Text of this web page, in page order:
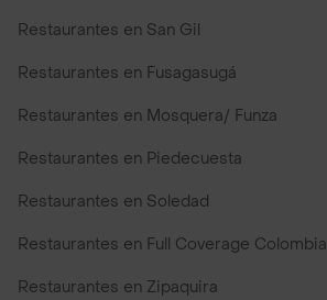
Restaurantes en San Gil
Restaurantes en Fusagasugá
Restaurantes en Mosquera/ Funza
Restaurantes en Piedecuesta
Restaurantes en Soledad
Restaurantes en Full Coverage Colombia
Restaurantes en Zipaquira